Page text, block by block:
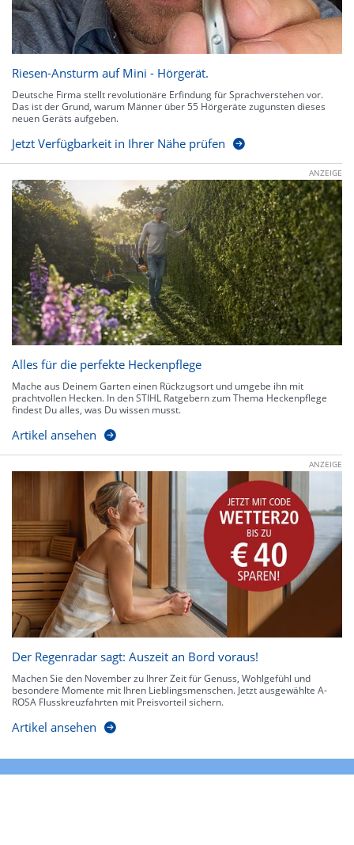
Riesen-Ansturm auf Mini - Hörgerät.
Deutsche Firma stellt revolutionäre Erfindung für Sprachverstehen vor.
Das ist der Grund, warum Männer über 55 Hörgeräte zugunsten dieses
neuen Geräts aufgeben.
Jetzt Verfügbarkeit in Ihrer Nähe prüfen
ANZEIGE
Alles für die perfekte Heckenpflege
Mache aus Deinem Garten einen Rückzugsort und umgebe ihn mit
prachtvollen Hecken. In den STIHL Ratgebern zum Thema Heckenpflege
findest Du alles, was Du wissen musst.
Artikel ansehen
ANZEIGE
Der Regenradar sagt: Auszeit an Bord voraus!
Machen Sie den November zu Ihrer Zeit für Genuss, Wohlgefühl und
besondere Momente mit Ihren Lieblingsmenschen. Jetzt ausgewählte A-
ROSA Flusskreuzfahrten mit Preisvorteil sichern.
Artikel ansehen